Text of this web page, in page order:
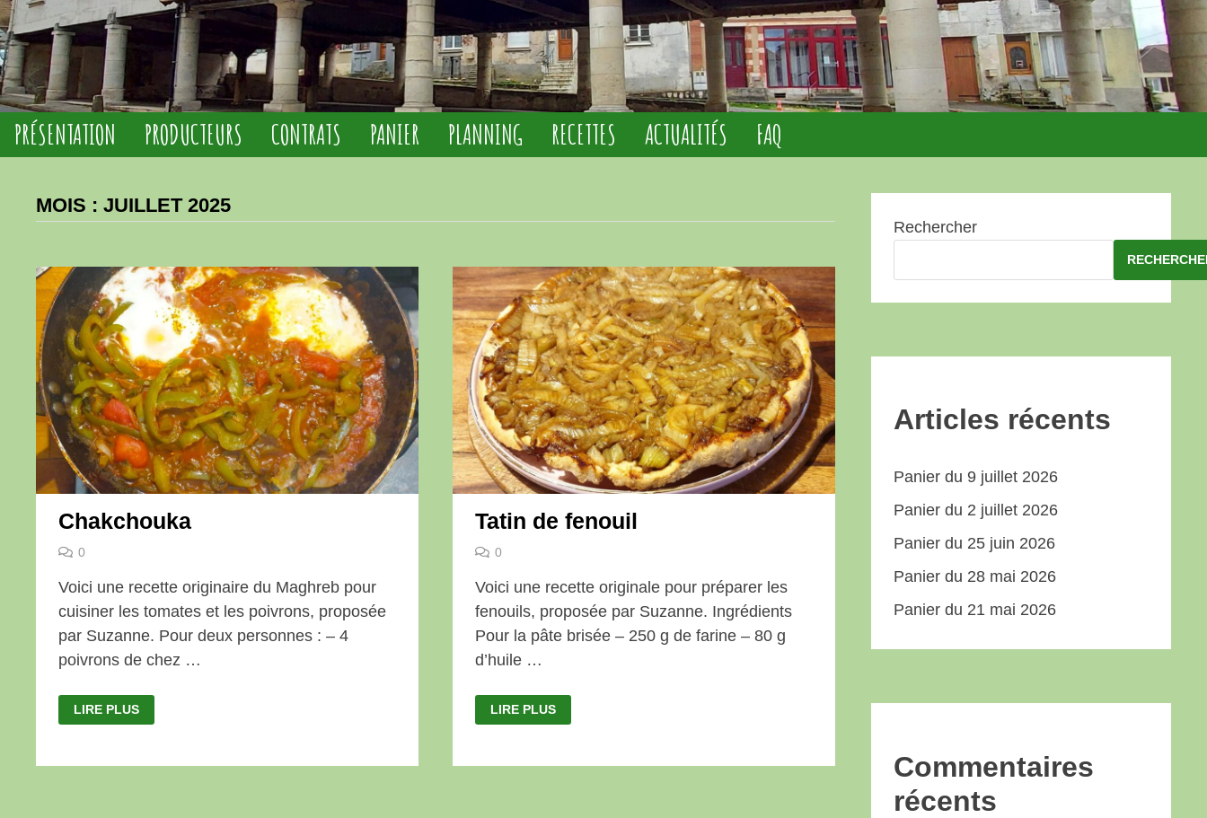
PRÉSENTATION PRODUCTEURS CONTRATS PANIER PLANNING RECETTES ACTUALITÉS FAQ
MOIS :JUILLET 2025
Chakchouka
0
Voici une recette originaire du Maghreb pour
cuisiner les tomates et les poivrons, proposée
par Suzanne. Pour deux personnes : – 4
poivrons de chez …
CHAKCHOUKA
LIRE PLUS
Tatin de fenouil
0
Voici une recette originale pour préparer les
fenouils, proposée par Suzanne. Ingrédients
Pour la pâte brisée – 250 g de farine – 80 g
d’huile …
TATIN
DE
FENOUIL
LIRE PLUS
Rechercher
Articles récents
Panier du 9 juillet 2026
Panier du 2 juillet 2026
Panier du 25 juin 2026
Panier du 28 mai 2026
Panier du 21 mai 2026
Commentaires
récents